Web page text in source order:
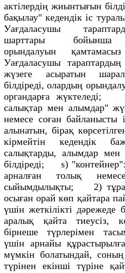
актiлердің жиынтығын
бақылау" кедендiк iс
Уағдаласушы
шарттары бойынша
орындалуын
Уағдаласушы
жүзеге асыратын
бiлдiредi, олардың
органдарға жүктеледi;
салықтар мен алымдар"
немесе соған байланысты
алынатын, бiрақ
кiрмейтiн кедендiк
салықтарды, алымдар мен
бiлдiредi; s)
арналған толық
сыйымдылықты; 2)
осыған орай көп қайтара
үшiн жеткiлiктi
аралық қайта тиеусiз,
бiрнеше түрлерiмен
үшiн арнайы
мүмкiн болатындай,
түрiнен екiншi түрiне